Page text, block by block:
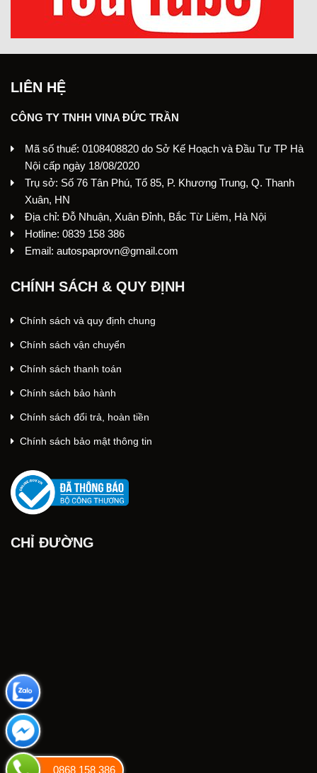
LIÊN HỆ
CÔNG TY TNHH VINA ĐỨC TRẦN
Mã số thuế: 0108408820 do Sở Kế Hoạch và Đầu Tư TP Hà
Nội cấp ngày 18/08/2020
Trụ sở: Số 76 Tân Phú, Tổ 85, P. Khương Trung, Q. Thanh
Xuân, HN
Địa chỉ: Đỗ Nhuận, Xuân Đỉnh, Bắc Từ Liêm, Hà Nội
Hotline: 0839 158 386
Email: autospaprovn@gmail.com
CHÍNH SÁCH & QUY ĐỊNH
Chính sách và quy định chung
Chính sách vận chuyển
Chính sách thanh toán
Chính sách bảo hành
Chính sách đổi trả, hoàn tiền
Chính sách bảo mật thông tin
CHỈ ĐƯỜNG
0868 158 386